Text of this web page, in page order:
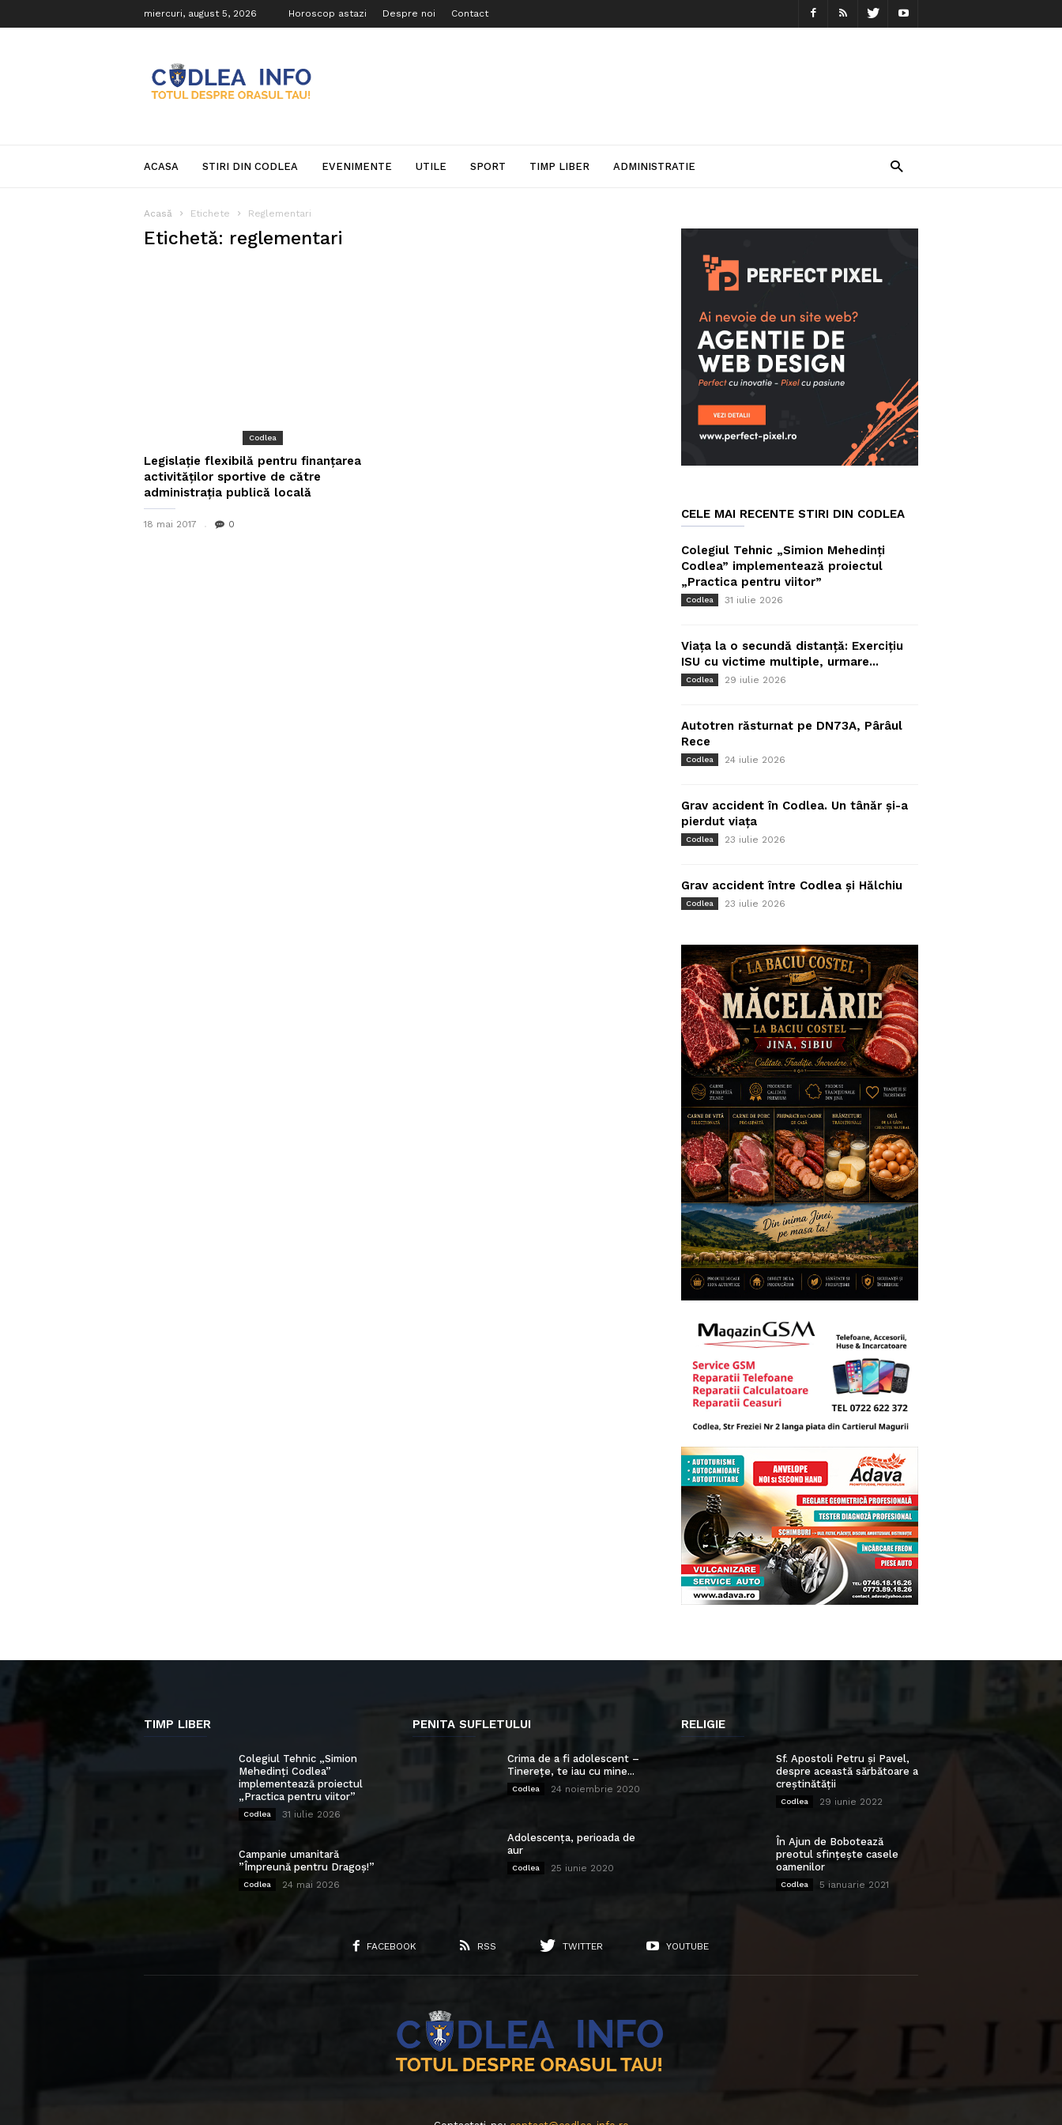
miercuri, august 5, 2026 Horoscop astazi Despre noi Contact
Info
ACASA STIRI DIN CODLEA EVENIMENTE UTILE SPORT TIMP LIBER ADMINISTRATIE
Acasă Etichete Reglementari
Etichetă: reglementari
Codlea
Legislație flexibilă pentru finanțarea
activităților sportive de către
administrația publică locală
18 mai 2017 0
CELE MAI RECENTE STIRI DIN CODLEA
Colegiul Tehnic „Simion Mehedinți
Codlea” implementează proiectul
„Practica pentru viitor”
Codlea 31 iulie 2026
Viața la o secundă distanță: Exercițiu
ISU cu victime multiple, urmare...
Codlea 29 iulie 2026
Autotren răsturnat pe DN73A, Pârâul
Rece
Codlea 24 iulie 2026
Grav accident în Codlea. Un tânăr și-a
pierdut viața
Codlea 23 iulie 2026
Grav accident între Codlea și Hălchiu
Codlea 23 iulie 2026
TIMP LIBER
Colegiul Tehnic „Simion
Mehedinți Codlea”
implementează proiectul
„Practica pentru viitor”
Codlea 31 iulie 2026
Campanie umanitară
”Împreună pentru Dragoș!”
Codlea 24 mai 2026
PENITA SUFLETULUI
Crima de a fi adolescent –
Tinerețe, te iau cu mine...
Codlea 24 noiembrie 2020
Adolescența, perioada de
aur
Codlea 25 iunie 2020
RELIGIE
Sf. Apostoli Petru și Pavel,
despre această sărbătoare a
creștinătății
Codlea 29 iunie 2022
În Ajun de Bobotează
preotul sfințește casele
oamenilor
Codlea 5 ianuarie 2021
FACEBOOK RSS TWITTER YOUTUBE